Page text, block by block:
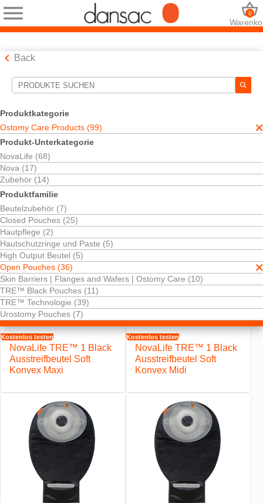
0
Back
Produktkategorie
Ostomy Care Products (99)
Produkt-Unterkategorie
NovaLife (68)
Nova (17)
Zubehör (14)
Produktfamilie
Beutelzubehör (7)
Closed Pouches (25)
Hautpflege (2)
Hautschutzringe und Paste (5)
High Output Beutel (5)
Open Pouches (36)
Skin Barriers | Flanges and Wafers | Ostomy Care (10)
TRE™ Black Pouches (11)
TRE™ Technologie (39)
Urostomy Pouches (7)
Suchwerkzeuge
Ihre Auswahl:
Ostomy Care Products
Open Pouches
Sortieren nach:
Kostenlos testen
NovaLife TRE™ 1 Black
Ausstreifbeutel Soft
Konvex Maxi
Kostenlos testen
NovaLife TRE™ 1 Black
Ausstreifbeutel Soft
Konvex Midi